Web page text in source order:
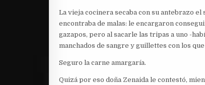
La vieja cocinera secaba con su antebrazo
encontraba de malas: le encargaron
gazapos, pero al sacarle las tripas a uno -
manchados de sangre y guillettes con los
Seguro la carne amargaría.
Quizá por eso doña Zenaida le contestó,